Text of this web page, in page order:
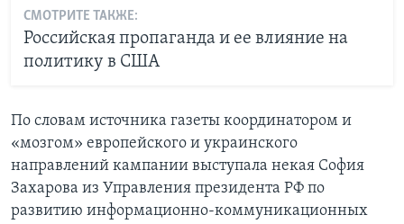
СМОТРИТЕ ТАКЖЕ:
Российская пропаганда и ее влияние на
политику в США
По словам источника газеты координатором и
«мозгом» европейского и украинского
направлений кампании выступала некая София
Захарова из Управления президента РФ по
развитию информационно-коммуникационных